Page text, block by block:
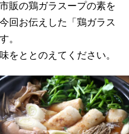
販の鶏ガラスープの素を
回お伝えした「鶏ガラス
。
をととのえてください。